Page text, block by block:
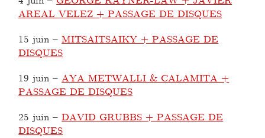
AREAL VELEZ + PASSAGE DE DISQUES
15 juin –MITSAITSAIKY + PASSAGE DE
DISQUES
19 juin –AYA METWALLI & CALAMITA +
PASSAGE DE DISQUES
25 juin –DAVID GRUBBS + PASSAGE DE
DISQUES